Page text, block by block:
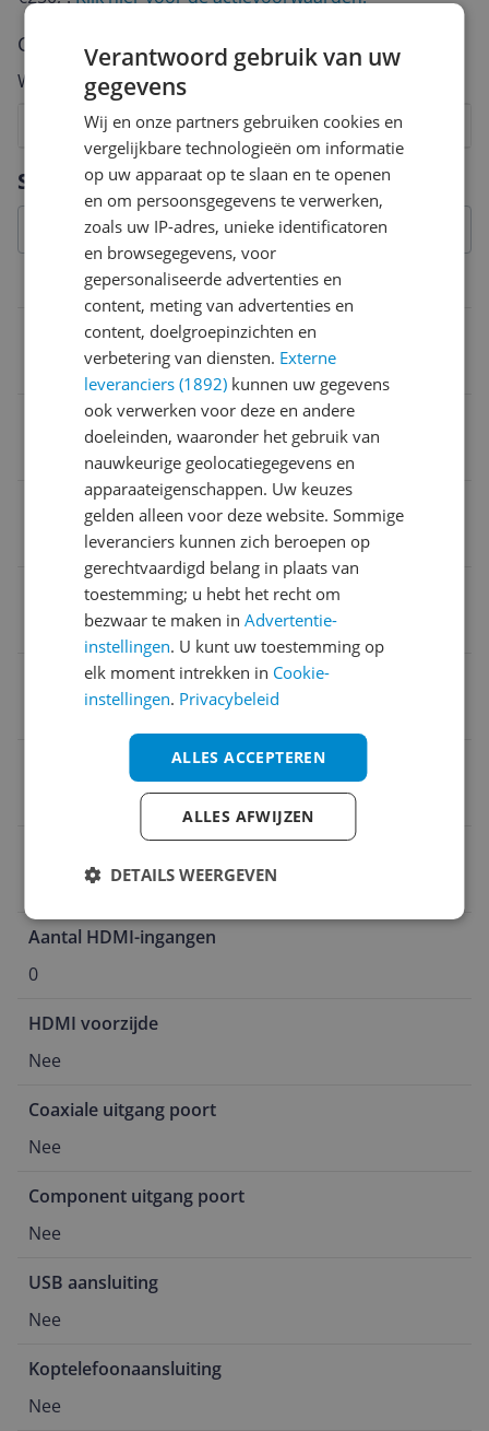
Specificaties
Connectiviteit
Scart aansluiting
Aantal Optische ingangen
Ethernet verbinding
Aantal HDMI-uitgangen
Coaxiale ingangen
Aantal Optische uitgangen
Aantal HDMI-ingangen
0
HDMI voorzijde
Nee
Coaxiale uitgang poort
Nee
Component uitgang poort
Nee
USB aansluiting
Nee
Koptelefoonaansluiting
Nee
Cijfer
Welk cijfer geef jij dit product?
9
8
7
6
5
4
3
2
Vraag 1 van 4
Verantwoord gebruik van uw
gegevens
Wij en onze partners gebruiken cookies en
vergelijkbare technologieën om informatie
op uw apparaat op te slaan en te openen
en om persoonsgegevens te verwerken,
zoals uw IP-adres, unieke identificatoren
en browsegegevens, voor
gepersonaliseerde advertenties en
content, meting van advertenties en
content, doelgroepinzichten en
verbetering van diensten. Externe
leveranciers (1892) kunnen uw gegevens
ook verwerken voor deze en andere
doeleinden, waaronder het gebruik van
nauwkeurige geolocatiegegevens en
apparaateigenschappen. Uw keuzes
gelden alleen voor deze website. Sommige
leveranciers kunnen zich beroepen op
gerechtvaardigd belang in plaats van
toestemming; u hebt het recht om
bezwaar te maken inAdvertentie-
instellingen. U kunt uw toestemming op
elk moment intrekken in Cookie-
instellingen. Privacybeleid
ALLES ACCEPTEREN
ALLES AFWIJZEN
DETAILS WEERGEVEN